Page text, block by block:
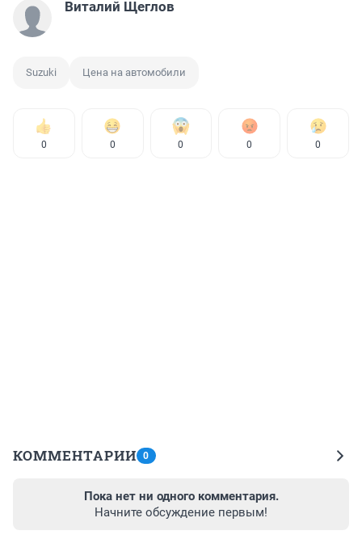
Виталий Щеглов
Suzuki Цена на автомобили
0 0 0 0 0
КОММЕНТАРИИ 0
Пока нет ни одного комментария.
Начните обсуждение первым!